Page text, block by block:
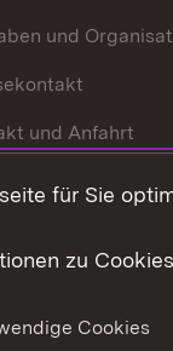
und
und Anfahrt
für Sie
zu
Cookies